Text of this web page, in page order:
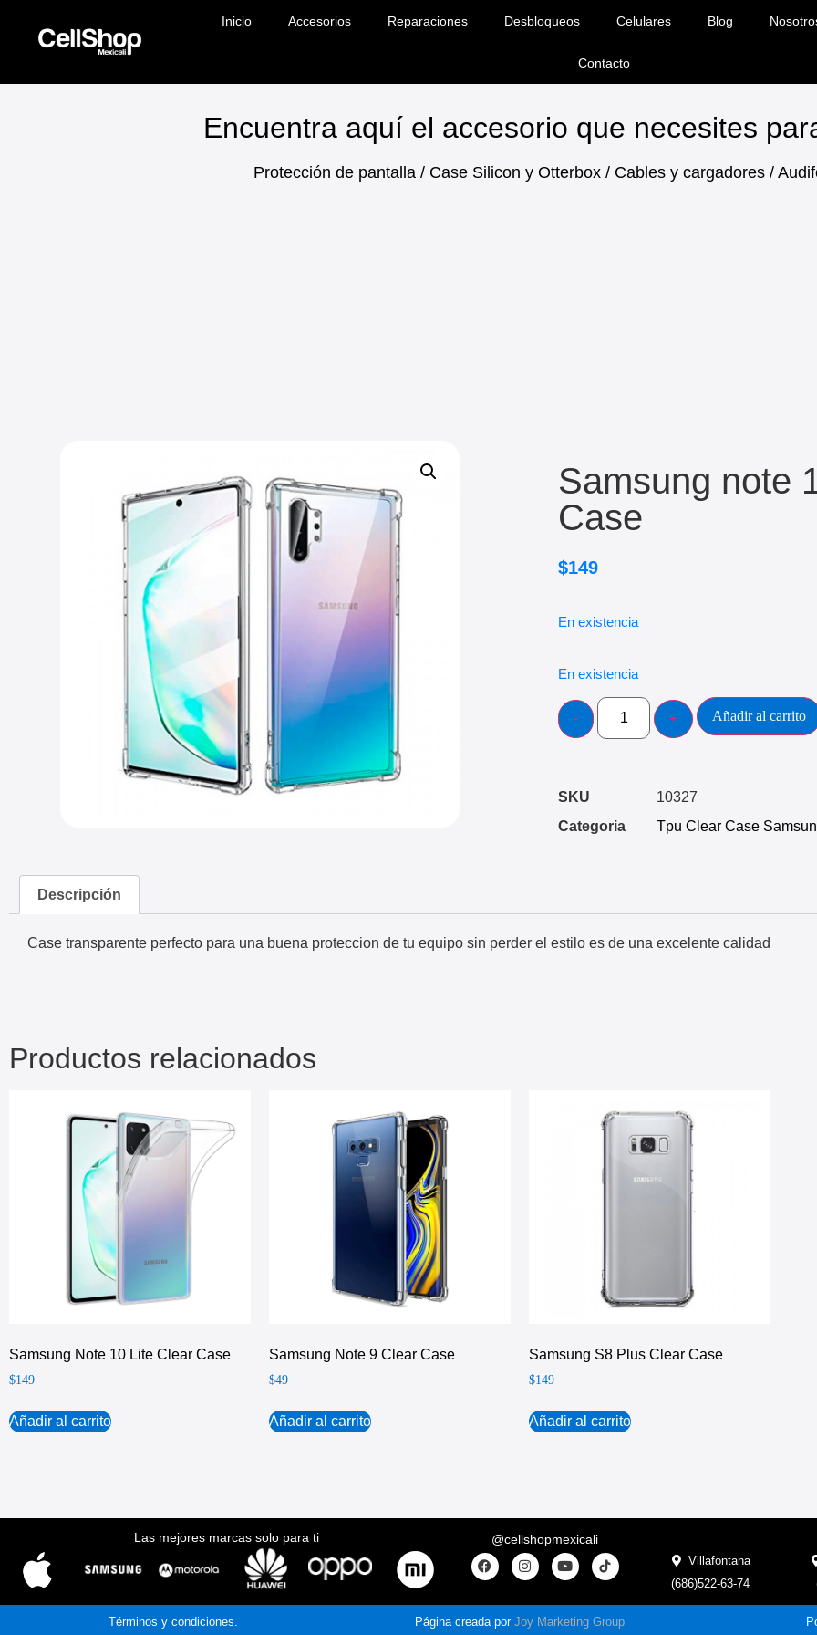
Inicio Accesorios Reparaciones Desbloqueos Celulares Blog
Contacto
Encuentra aquí el accesorio que necesites
Protección de pantalla / Case Silicon y Otterbox / Cables y cargadores /
Samsung note
Case
$149
En existencia
En existencia
Añadir al carrito
SKU
10327
Categoria
Tpu Clear Case
Descripción
Case transparente perfecto para una buena proteccion de tu equipo sin perder el estilo es de una excelente calidad
Productos relacionados
Samsung Note 10 Lite Clear Case
$149
Añadir al carrito
Samsung Note 9 Clear Case
$49
Añadir al carrito
Samsung S8 Plus Clear Case
$149
Añadir al carrito
Las mejores marcas solo para ti @cellshopmexicali
Villafontana
(686)522-63-74
Términos y condiciones. Página creada por Joy Marketing Group